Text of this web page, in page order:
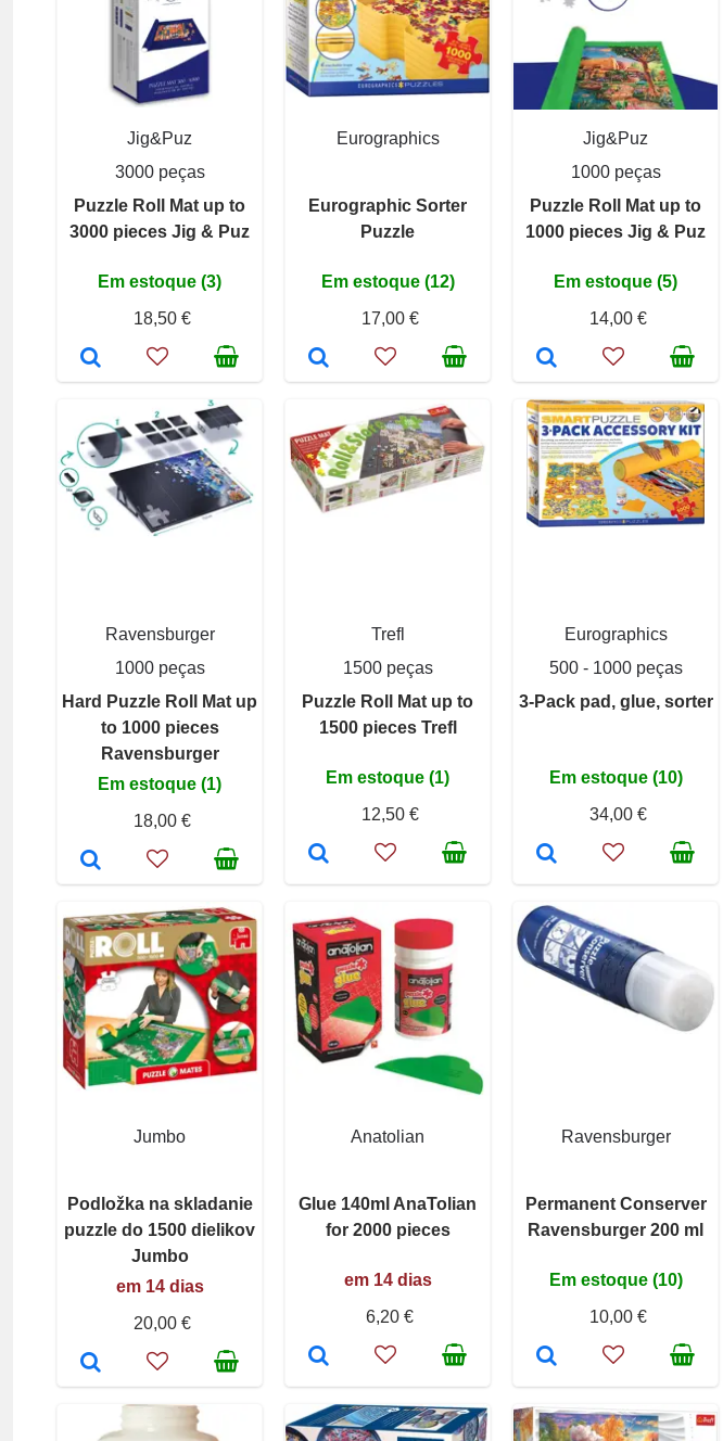
Jig&Puz
3000 peças
Puzzle Roll Mat up to
3000 pieces Jig & Puz
Em estoque (3)
18,50 €
Eurographics
Eurographic Sorter
Puzzle
Em estoque (12)
17,00 €
Jig&Puz
1000 peças
Puzzle Roll Mat up to
1000 pieces Jig & Puz
Em estoque (5)
14,00 €
Ravensburger
1000 peças
Hard Puzzle Roll Mat up
to 1000 pieces
Ravensburger
Em estoque (1)
18,00 €
Trefl
1500 peças
Puzzle Roll Mat up to
1500 pieces Trefl
Em estoque (1)
12,50 €
Eurographics
500 - 1000 peças
3-Pack pad, glue, sorter
Em estoque (10)
34,00 €
Jumbo
Podložka na skladanie
puzzle do 1500 dielikov
Jumbo
em 14 dias
20,00 €
Anatolian
Glue 140ml AnaTolian
for 2000 pieces
em 14 dias
6,20 €
Ravensburger
Permanent Conserver
Ravensburger 200 ml
Em estoque (10)
10,00 €